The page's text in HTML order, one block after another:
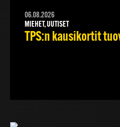
06.08.2026
MIEHET, UUTISET
TPS:n kausikortit